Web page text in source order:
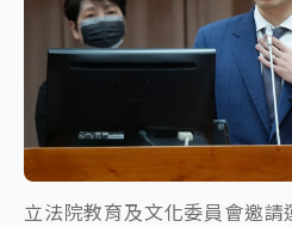
立法院教育及文化委員會邀